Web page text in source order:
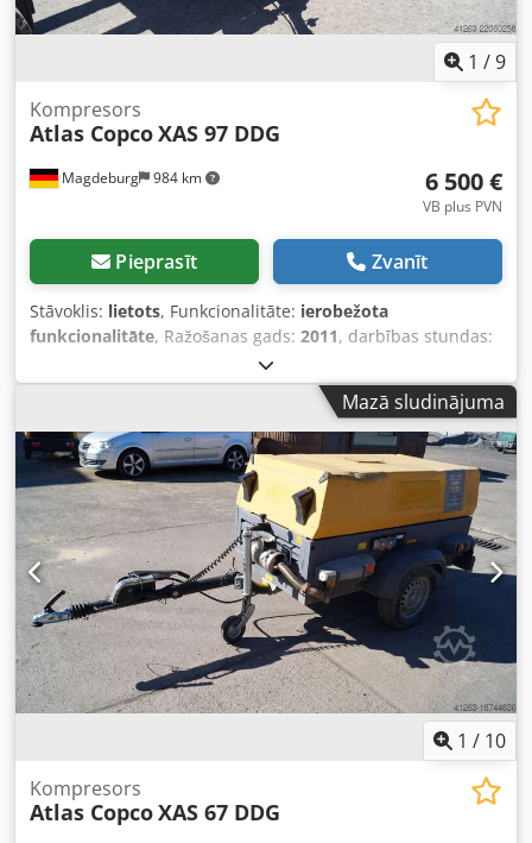
1 /9
Magdeburg 984 km
Kompresors
Atlas CopcoXAS 97 DDG
6 500 €
VB plus PVN
Pieprasīt Zvanīt
Stāvoklis: lietots, Funkcionalitāte: ierobežota
funkcionalitāte, Ražošanas gads: 2011, darbības stundas:
, Kompresors Atlas Copco XAS 97 DDG, ražošanas
gads 2011, 1637 darba stundas, tilpuma plūsma 5,3 m³,
avārijas jauda 12,5 Kva, pieslēgumi: 1 x 230 Volti, 2 x 400
Volti, sērijas Nr. YA3062560C0262053. Ir pieejama vispārējā
ekspluatācijas un reģistrācijas atļauja. Viena vērpes ass ir
saliekta, trūkst ķīļsiksnas pārsega, trūkst ventilatora režģa.
Dcsdezbiicepfx Adwsk
Mazā sludinājuma
1 / 10
Kompresors
Atlas CopcoXAS 67 DDG